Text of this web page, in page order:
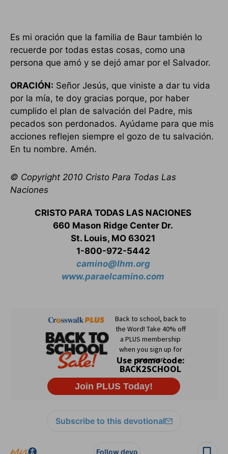
Es mi oración que la familia de Baur también lo
recuerde por todas estas cosas, como una
persona que amó y se dejó amar por el Salvador.
ORACIÓN: Señor Jesús, que viniste a dar tu vida
por la mía, te doy gracias porque, por haber
cumplido el plan de salvación del Padre, mis
pecados son perdonados. Ayúdame para que mis
acciones reflejen siempre el gozo de tu salvación.
En tu nombre. Amén.
© Copyright 2010 Cristo Para Todas Las
Naciones
CRISTO PARA TODAS LAS NACIONES
660 Mason Ridge Center Dr.
St. Louis, MO 63021
1-800-972-5442
camino@lhm.org
www.paraelcamino.com
Subscribe to this devotional
Follow devo